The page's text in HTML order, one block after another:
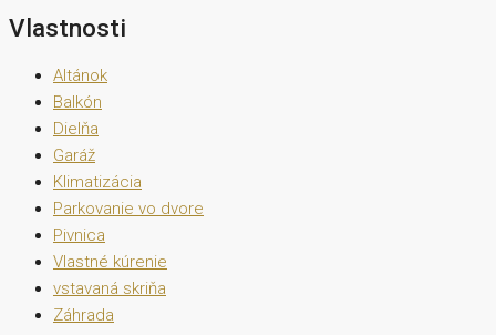
Vlastnosti
Altánok
Balkón
Dielňa
Garáž
Klimatizácia
Parkovanie vo dvore
Pivnica
Vlastné kúrenie
vstavaná skriňa
Záhrada